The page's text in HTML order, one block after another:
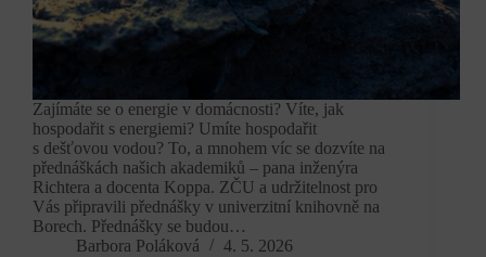
Zajímáte se o energie v domácnosti? Víte, jak
hospodařit s energiemi? Umíte hospodařit
s dešťovou vodou? To, a mnohem víc se dozvíte na
přednáškách našich akademiků – pana inženýra
Richtera a docenta Koppa. ZČU a udržitelnost pro
Vás připravili přednášky v univerzitní knihovně na
Borech. Přednášky se budou…
Barbora Poláková
4. 5. 2026